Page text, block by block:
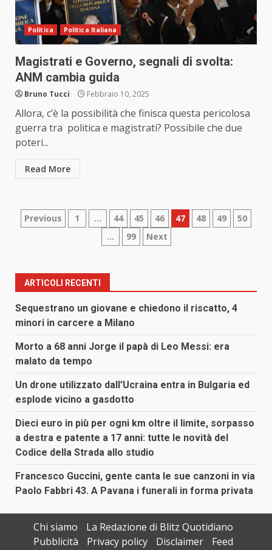
Politica Politica Italiana
Magistrati e Governo, segnali di svolta:
ANM cambia guida
Bruno Tucci Febbraio 10, 2025
Allora, c’è la possibilità che finisca questa pericolosa
guerra tra politica e magistrati? Possibile che due
poteri...
Read More
Paginazione
articoli
Previous 1 … 44 45 46 47 48 49
50
…
99 Next
ARTICOLI RECENTI
Sequestrano un giovane e chiedono il riscatto, 4
minori in carcere a Milano
Morto a 68 anni Jorge il papà di Leo Messi: era
malato da tempo
Un drone utilizzato dall’Ucraina entra in Bulgaria ed
esplode vicino a gasdotto
Dieci euro in più per ogni km oltre il limite, sorpasso
a destra e patente a 17 anni: tutte le novità del
Codice della Strada allo studio
Francesco Guccini, gente canta le sue canzoni in via
Paolo Fabbri 43. A Pavana i funerali in forma privata
Chi siamo
La Redazione di Blitz Quotidiano
Pubblicità
Privacy policy Disclaimer Feed